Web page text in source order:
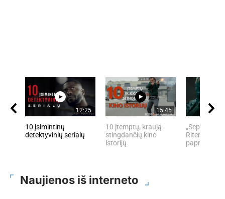
12:25
10 įsimintinų
detektyvinių serialų
15:45
10 įtemptų, kraują
stingdančių kino
istorijų
„Septynių
Riteris" – kai
Naujienos iš interneto